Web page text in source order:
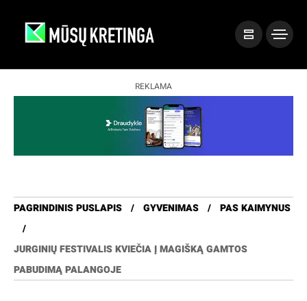
REKLAMA
PAGRINDINIS PUSLAPIS GYVENIMAS PAS KAIMYNUS
JURGINIŲ FESTIVALIS KVIEČIA Į MAGIŠKĄ GAMTOS
PABUDIMĄ PALANGOJE